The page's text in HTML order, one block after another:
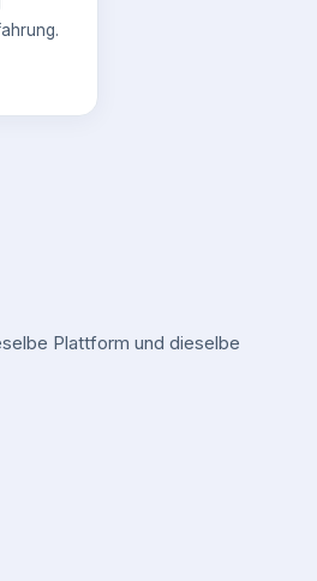
Plattform und dieselbe